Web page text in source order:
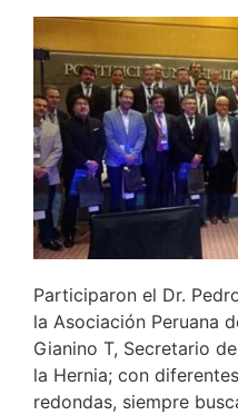
Participaron el Dr.
la Asociación Peruana
Gianino T, Secretario
la Hernia; con
redondas, siempre